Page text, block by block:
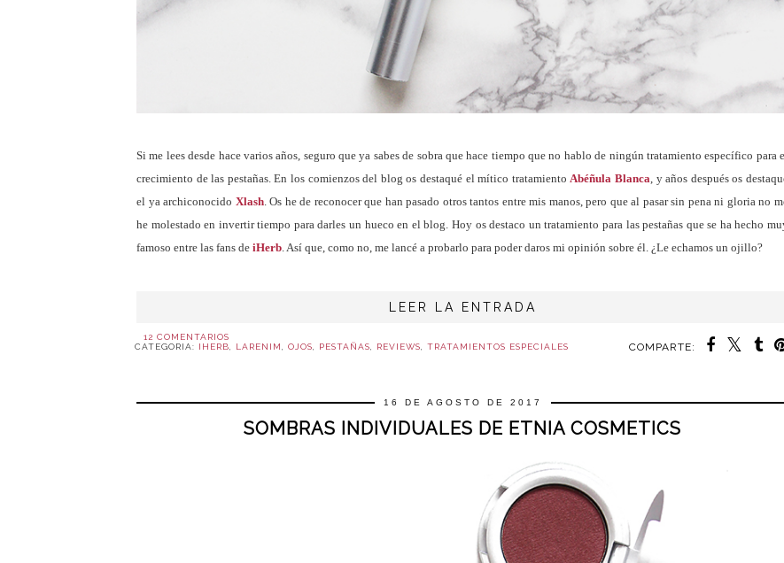
Si me lees desde hace varios años, seguro que ya sabes de sobra que hace tiempo que no hablo de ningún tratamiento específico para
crecimiento de las pestañas. En los comienzos del blog os destaqué el mítico tratamiento Abéñula Blanca , y años después os
el ya archiconocido Xlash. Os he de reconocer que han pasado otros tantos entre mis manos, pero que al pasar sin pena ni gloria no
he molestado en invertir tiempo para darles un hueco en el blog. Hoy os destaco un tratamiento para las pestañas que se ha hecho
famoso entre las fans de iHerb . Así que, como no, me lancé a probarlo para poder daros mi opinión sobre él. ¿Le echamos un ojillo?
LEER LA ENTRADA
COMPARTE:
12 COMENTARIOS
CATEGORIA: IHERB LARENIM OJOS PESTAÑAS REVIEWS TRATAMIENTOS ESPECIALES
16 DE AGOSTO DE 2017
SOMBRAS INDIVIDUALES DE ETNIA COSMETICS